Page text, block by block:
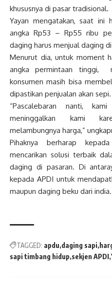
khususnya di pasar tradisional.
Yayan mengatakan, saat ini
angka Rp53 – Rp55 ribu
daging harus menjual daging
Menurut dia, untuk moment
angka permintaan tinggi,
konsumen masih bisa
dipastikan penjualan akan sepi.
“Pascalebaran nanti,
meninggalkan kami
melambungnya harga,”
Pihaknya berharap
mencarikan solusi terbaik
daging di pasaran. Di
kepada APDI untuk
maupun daging beku dari
TAGGED: apdu daging sapi
sapi timbang hidup sekjen APDI